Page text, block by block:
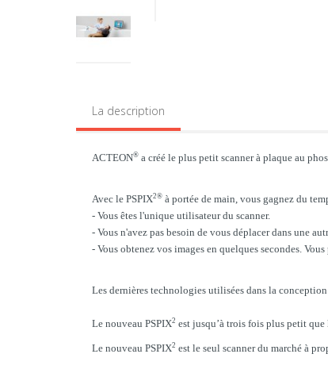
La description
ACTEON® a créé le plus petit scanner à plaque au
Avec le PSPIX2® à portée de main, vous gagnez du
- Vous êtes l'unique utilisateur du scanner.
- Vous n'avez pas besoin de vous déplacer dans une
- Vous obtenez vos images en quelques secondes.
Les dernières technologies utilisées dans la
Le nouveau PSPIX2 est jusqu’à trois fois plus petit que
Le nouveau PSPIX2 est le seul scanner du marché à